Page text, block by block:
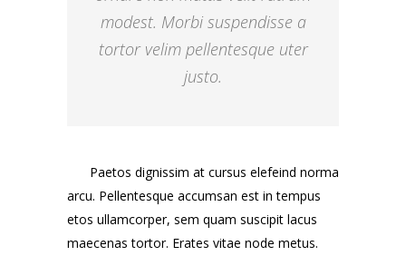
modest. Morbi suspendisse a
tortor velim pellentesque uter
justo.
Paetos dignissim at cursus elefeind norma
arcu. Pellentesque accumsan est in tempus
etos ullamcorper, sem quam suscipit lacus
maecenas tortor. Erates vitae node metus.